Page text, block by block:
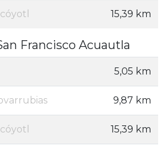
15,39 km
Francisco Acuautla
5,05 km
9,87 km
15,39 km